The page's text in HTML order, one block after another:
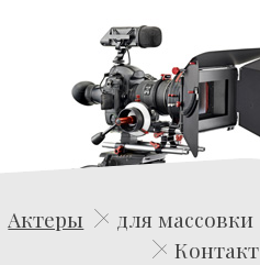
Актеры для массовки
Контакт